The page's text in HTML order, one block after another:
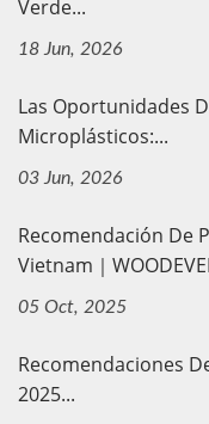
Verde...
18 Jun, 2026
Las Oportunidades
Microplásticos:...
03 Jun, 2026
Recomendación De
Vietnam｜
05 Oct, 2025
Recomendaciones
2025...